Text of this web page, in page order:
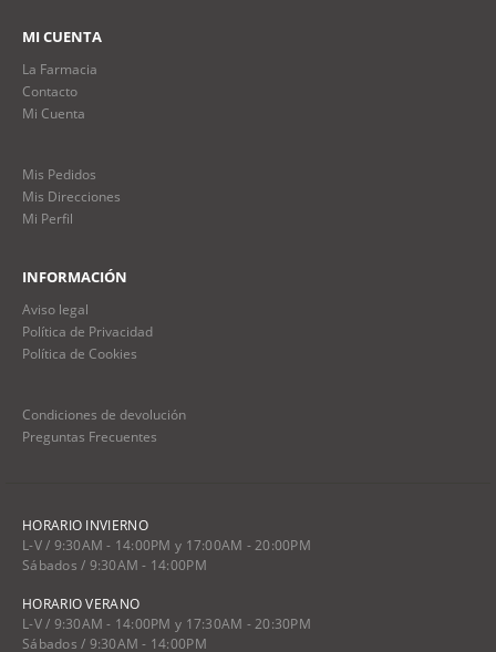
MI CUENTA
La Farmacia
Contacto
Mi Cuenta
Mis Pedidos
Mis Direcciones
Mi Perfil
INFORMACIÓN
Aviso legal
Política de Privacidad
Política de Cookies
Condiciones de devolución
Preguntas Frecuentes
HORARIO INVIERNO
L-V / 9:30AM - 14:00PM y 17:00AM - 20:00PM
Sábados / 9:30AM - 14:00PM
HORARIO VERANO
L-V / 9:30AM - 14:00PM y 17:30AM - 20:30PM
Sábados / 9:30AM - 14:00PM